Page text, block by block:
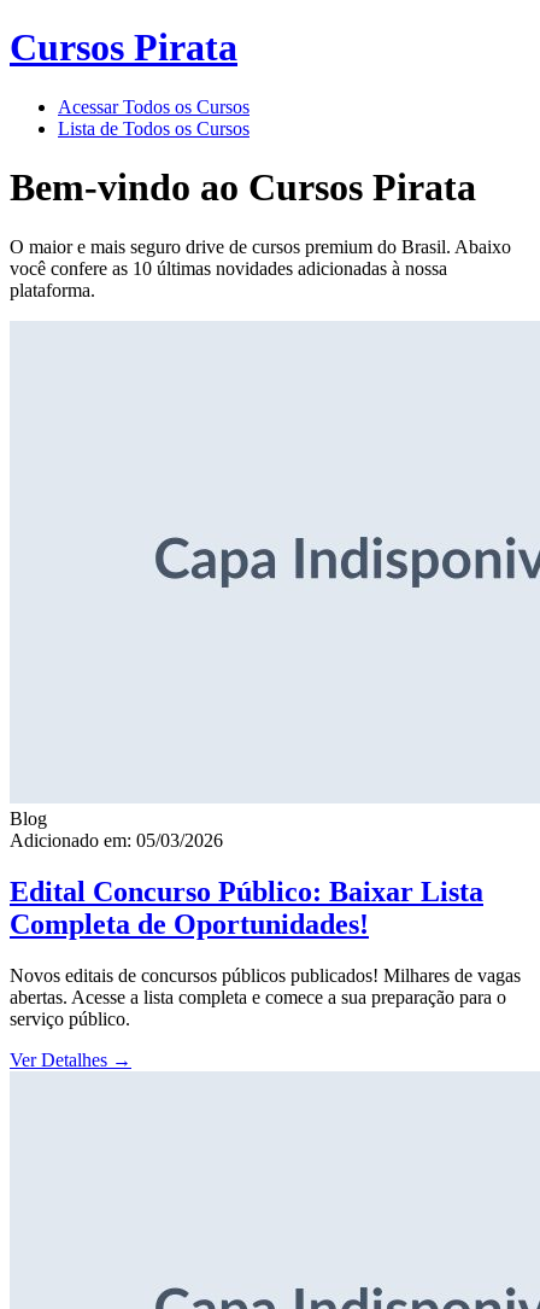
Cursos Pirata
Acessar Todos os Cursos
Lista de Todos os Cursos
Bem-vindo ao Cursos Pirata
O maior e mais seguro drive de cursos premium do Brasil. Abaixo
você confere as 10 últimas novidades adicionadas à nossa
plataforma.
Blog
Adicionado em: 05/03/2026
Edital Concurso Público: Baixar Lista
Completa de Oportunidades!
Novos editais de concursos públicos publicados! Milhares de vagas
abertas. Acesse a lista completa e comece a sua preparação para o
serviço público.
Ver Detalhes →